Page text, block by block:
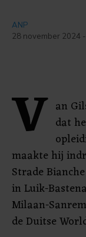
ANP
28 november 2024
V an
dat
maakte hij
Strade
in Luik-
Milaan-
de Duitse